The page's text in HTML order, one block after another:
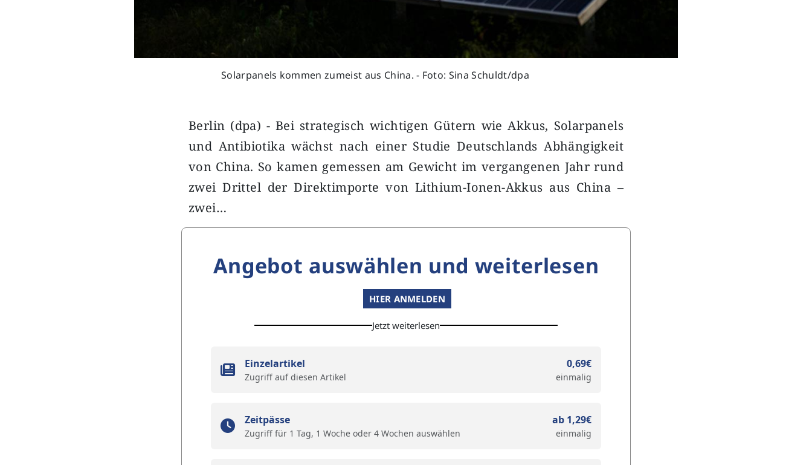
Solarpanels kommen zumeist aus China. - Foto: Sina Schuldt/dpa
Berlin (dpa) - Bei strategisch wichtigen Gütern wie Akkus, Solarpanels
und Antibiotika wächst nach einer Studie Deutschlands Abhängigkeit
von China. So kamen gemessen am Gewicht im vergangenen Jahr rund
zwei Drittel der Direktimporte von Lithium-Ionen-Akkus aus China –
zwei…
Angebot auswählen und weiterlesen
HIER ANMELDEN
Jetzt weiterlesen
Einzelartikel
Zugriff auf diesen Artikel
0,69€
einmalig
Zeitpässe
Zugriff für 1 Tag, 1 Woche oder 4 Wochen auswählen
ab 1,29€
einmalig